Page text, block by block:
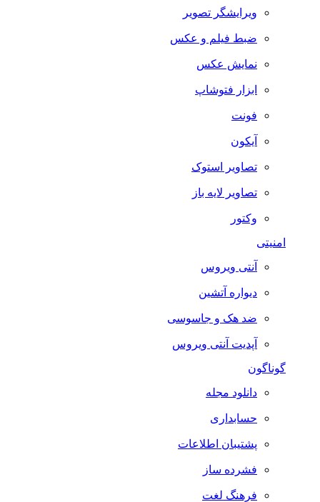
ویرایشگر تصویر
ضبط فيلم و عكس
نمایش عکس
ابزار فتوشاپ
فونت
آیکون
تصاویر استوک
تصاویر لایه باز
وکتور
امنیتی
آنتی ویروس
دیواره آتشین
ضد هک و جاسوسی
آپدیت آنتی ویروس
گوناگون
دانلود مجله
حسابداری
پشتیبان اطلاعات
فشرده ساز
فرهنگ لغت